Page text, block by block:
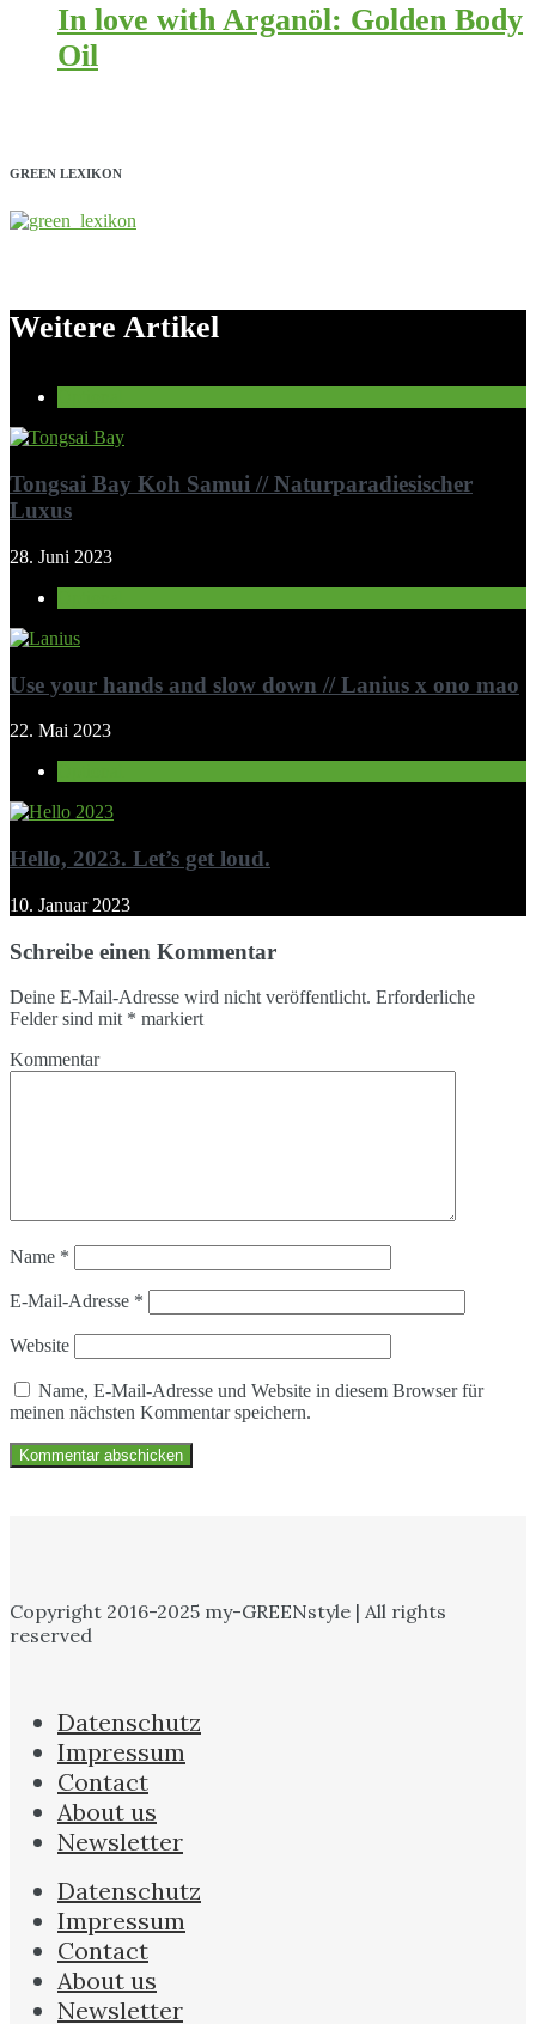
In love with Arganöl: Golden Body
Oil
GREEN LEXIKON
Weitere Artikel
Tongsai Bay Koh Samui // Naturparadiesischer
Luxus
28. Juni 2023
Use your hands and slow down // Lanius x ono mao
22. Mai 2023
Hello, 2023. Let’s get loud.
10. Januar 2023
Schreibe einen Kommentar
Deine E-Mail-Adresse wird nicht veröffentlicht. Erforderliche
Felder sind mit * markiert
Kommentar
Name *
E-Mail-Adresse *
Website
Name, E-Mail-Adresse und Website in diesem Browser für
meinen nächsten Kommentar speichern.
Copyright 2016-2025 my-GREENstyle | All rights
reserved
Datenschutz
Impressum
Contact
About us
Newsletter
Datenschutz
Impressum
Contact
About us
Newsletter